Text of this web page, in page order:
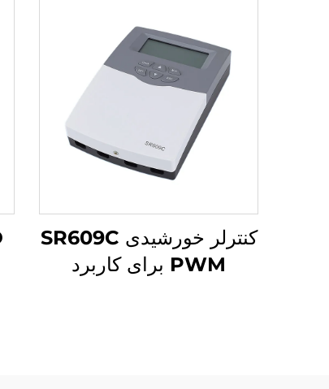
کنترلر خورشیدی SR609C
PWM برای کاربرد